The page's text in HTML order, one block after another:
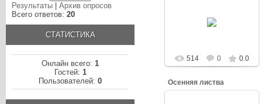
Результаты | Архив опросов
Всего ответов: 20
СТАТИСТИКА
Онлайн всего: 1
Гостей: 1
Пользователей: 0
514 0 0.0
Осенняя листва